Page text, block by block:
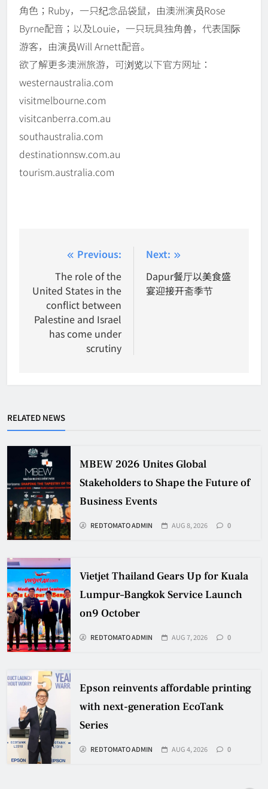
角色；Ruby，一只纪念品袋鼠，由澳洲演员Rose
Byrne配音；以及Louie，一只玩具独角兽，代表国际
游客，由演员Will Arnett配音。
欲了解更多澳洲旅游，可浏览以下官方网址：
westernaustralia.com
visitmelbourne.com
visitcanberra.com.au
southaustralia.com
destinationnsw.com.au
tourism.australia.com
navigation
Previous:
The role of the
United States in the
conflict between
Palestine and Israel
has come under
scrutiny
Next:
Dapur餐厅以美食盛
宴迎接开斋季节
RELATED NEWS
MBEW 2026 Unites Global
Stakeholders to Shape the Future of
Business Events
REDTOMATO ADMIN AUG 8, 2026 0
Vietjet Thailand Gears Up for Kuala
Lumpur–Bangkok Service Launch
on9 October
REDTOMATO ADMIN AUG 7, 2026 0
Epson reinvents affordable printing
with next-generation EcoTank
Series
REDTOMATO ADMIN AUG 4, 2026 0